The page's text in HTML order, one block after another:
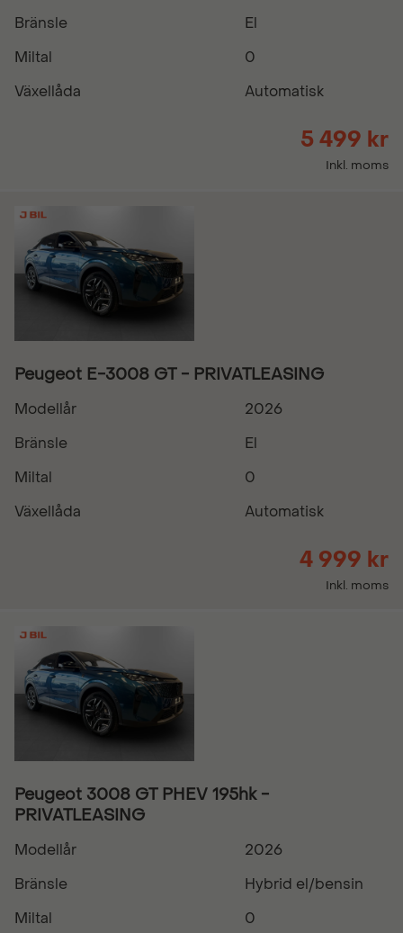
Bränsle
El
Miltal
0
Växellåda
Automatisk
5 499 kr
Inkl. moms
Peugeot E-3008 GT - PRIVATLEASING
Modellår
2026
Bränsle
El
Miltal
0
Växellåda
Automatisk
4 999 kr
Inkl. moms
Peugeot 3008 GT PHEV 195hk -
PRIVATLEASING
Modellår
2026
Bränsle
Hybrid el/bensin
Miltal
0